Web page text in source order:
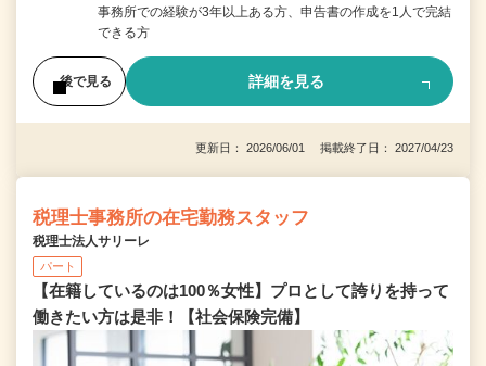
事務所での経験が3年以上ある方、申告書の作成を1人で完結
できる方
後で見る 詳細を見る
更新日： 2026/06/01 掲載終了日： 2027/04/23
税理士事務所の在宅勤務スタッフ
税理士法人サリーレ
パート
【在籍しているのは100％女性】プロとして誇りを持って
働きたい方は是非！【社会保険完備】